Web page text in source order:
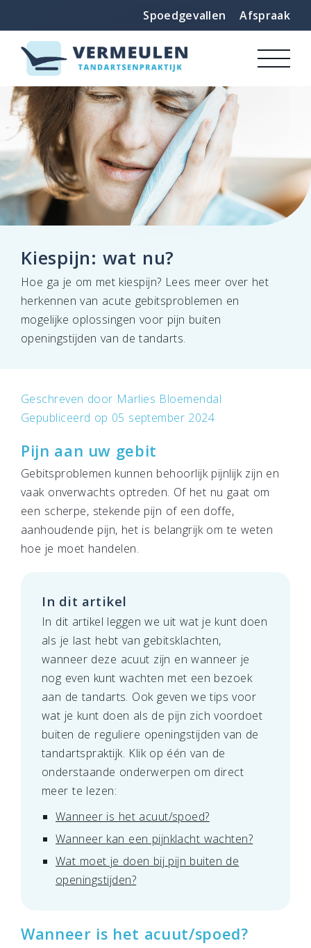
Spoedgevallen Afspraak
Kiespijn: wat nu?
Hoe ga je om met kiespijn? Lees meer over het
herkennen van acute gebitsproblemen en
mogelijke oplossingen voor pijn buiten
openingstijden van de tandarts.
Geschreven door Marlies Bloemendal
Gepubliceerd op 05 september 2024
Pijn aan uw gebit
Gebitsproblemen kunnen behoorlijk pijnlijk zijn en
vaak onverwachts optreden. Of het nu gaat om
een scherpe, stekende pijn of een doffe,
aanhoudende pijn, het is belangrijk om te weten
hoe je moet handelen.
In dit artikel
In dit artikel leggen we uit wat je kunt doen
als je last hebt van gebitsklachten,
wanneer deze acuut zijn en wanneer je
nog even kunt wachten met een bezoek
aan de tandarts. Ook geven we tips voor
wat je kunt doen als de pijn zich voordoet
buiten de reguliere openingstijden van de
tandartspraktijk. Klik op één van de
onderstaande onderwerpen om direct
meer te lezen:
Wanneer is het acuut/spoed?
Wanneer kan een pijnklacht wachten?
Wat moet je doen bij pijn buiten de
openingstijden?
Wanneer is het acuut/spoed?